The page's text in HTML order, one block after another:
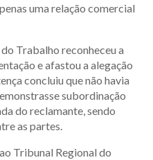
uma relação comercial
Trabalho reconheceu a
e afastou a alegação
concluiu que não havia
subordinação
do reclamante, sendo
as partes.
Tribunal Regional do